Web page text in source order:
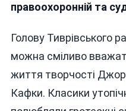
правоохоронній та
Голову Тиврівського
можна сміливо
життя творчості
Кафки. Класики